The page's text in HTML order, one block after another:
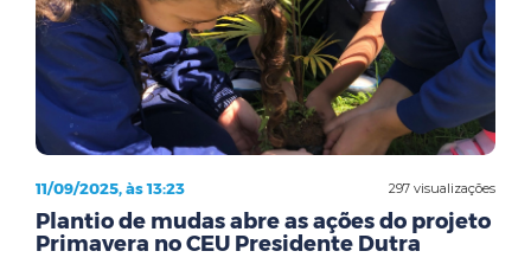
297 visualizações
11/09/2025, às 13:23
Plantio de mudas abre as ações do projeto
Primavera no CEU Presidente Dutra